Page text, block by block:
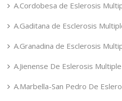
A.Cordobesa de Eslerosis
A.Gaditana de Esclerosis
A.Granadina de Esclerosis
A.Jienense De Eslerosis Multiple
A.Marbella-San Pedro De